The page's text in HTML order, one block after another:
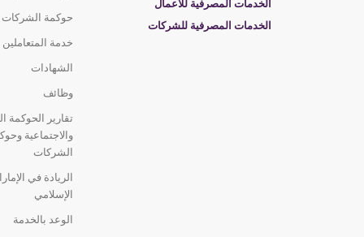
تعاونية الاتحاد -
دبي – شارع النهدة، الطوار
تعاونية الاتحاد -
دبي – منطقة العوير، سوق الخضار
تعاونية الاتحاد – شارع
الخدمات المصرفية للأعمال
الخدمات المصرفية للشركات
حوكمة الشركات
خدمة المتعاملين
الشهادات
وظائف
تقارير الحوكمة
والاجتماعية
الشركات
الريادة في
الإسلامي
الوعد بالخدمة